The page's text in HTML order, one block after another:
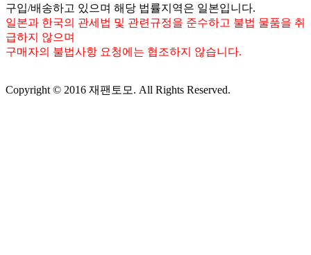
구입/배송하고 있으며 해당 법률지역은 일본입니다.
일본과 한국의 관세법 및 관련규정을 준수하고 불법 물품을 취
급하지 않으며
구매자의 불법사항 요청에는 협조하지 않습니다.
Copyright © 2016 재팬토모. All Rights Reserved.